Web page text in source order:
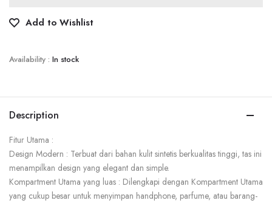
Add to Wishlist
Availability : In stock
Description
Fitur Utama :
Design Modern : Terbuat dari bahan kulit sintetis berkualitas tinggi, tas ini
menampilkan design yang elegant dan simple.
Kompartment Utama yang luas : Dilengkapi dengan Kompartment Utama
yang cukup besar untuk menyimpan handphone, parfume, atau barang-